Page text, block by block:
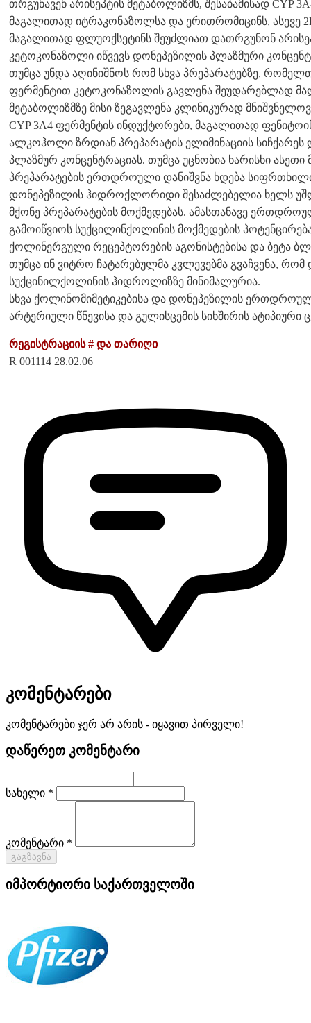
თრგუნავენ არისეპტის მეტაბოლიზმს, შესაბამისად CYP
მაგალითად იტრაკონაზოლსა და ერითრომიცინს, ასევე
მაგალითად ფლუოქსეტინს შეუძლიათ დათრგუნონ
კეტოკონაზოლი იწვევს დონეპეზილის პლაზმური
თუმცა უნდა აღინიშნოს რომ სხვა პრეპარატებზე,
ფერმენტით კეტოკონაზოლის გავლენა შეუდარებლად
მეტაბოლიზმზე მისი ზეგავლენა კლინიკურად
CYP 3A4 ფერმენტის ინდუქტორები, მაგალითად
ალკოჰოლი ზრდიან პრეპარატის ელიმინაციის სიჩქარეს
პლაზმურ კონცენტრაციას. თუმცა უცნობია ხარისხი ასეთი
პრეპარატების ერთდროული დანიშვნა ხდება
დონეპეზილის ჰიდროქლორიდი შესაძლებელია ხელს
მქონე პრეპარატების მოქმედებას. ამასთანავე
გამოიწვიოს სუქცილინქოლინის მოქმედების
ქოლინერგული რეცეპტორების აგონისტებისა და ბეტა
თუმცა ინ ვიტრო ჩატარებულმა კვლევებმა გვაჩვენა,
სუქცინილქოლინის ჰიდროლიზზე მინიმალურია.
სხვა ქოლინომიმეტიკებისა და დონეპეზილის
არტერიული წნევისა და გულისცემის სიხშირის ატიპიური
რეგისტრაციის # და თარიღი
R 001114 28.02.06
კომენტარები
კომენტარები ჯერ არ არის - იყავით პირველი!
დაწერეთ კომენტარი
სახელი *
კომენტარი *
გაგზავნა
იმპორტიორი საქართველოში